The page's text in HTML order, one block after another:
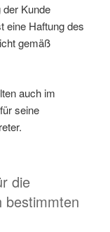
der Kunde
eine Haftung des
gemäß
auch im
seine
die
bestimmten